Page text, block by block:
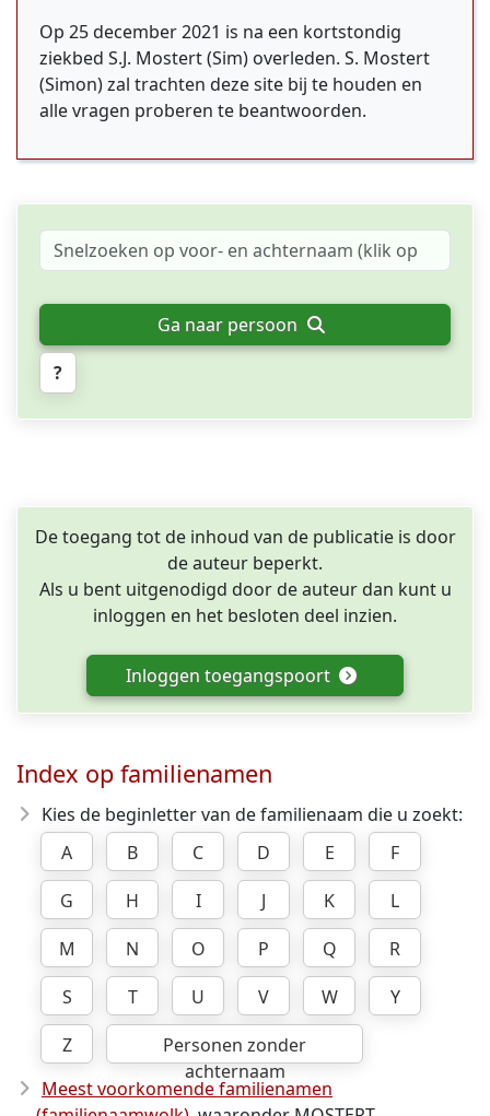
Op 25 december 2021 is na een kortstondig
ziekbed S.J. Mostert (Sim) overleden. S. Mostert
(Simon) zal trachten deze site bij te houden en
alle vragen proberen te beantwoorden.
Ga naar persoon
?
De toegang tot de inhoud van de publicatie is door
de auteur beperkt.
Als u bent uitgenodigd door de auteur dan kunt u
inloggen en het besloten deel inzien.
Inloggen toegangspoort
Index op familienamen
Kies de beginletter van de familienaam die u zoekt:
A
B C D E
F
G
H I J K
L
M
N O P Q
R
S
T U V W
Y
Z
Personen zonder
achternaam
Meest voorkomende familienamen